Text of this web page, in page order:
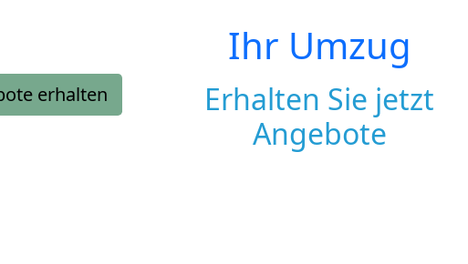
erhalten
Ihr Umzug
Erhalten Sie jetzt
Angebote